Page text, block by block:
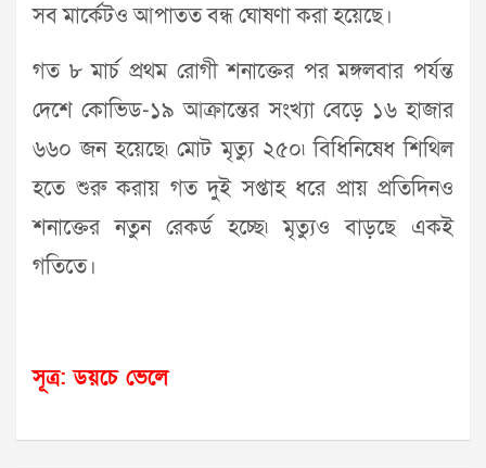
সব মার্কেটও আপাতত বন্ধ ঘোষণা করা হয়েছে।
গত ৮ মার্চ প্রথম রোগী শনাক্তের পর মঙ্গলবার পর্যন্ত
দেশে কোভিড-১৯ আক্রান্তের সংখ্যা বেড়ে ১৬ হাজার
৬৬০ জন হয়েছে৷ মোট মৃত্যু ২৫০৷ বিধিনিষেধ শিথিল
হতে শুরু করায় গত দুই সপ্তাহ ধরে প্রায় প্রতিদিনও
শনাক্তের নতুন রেকর্ড হচ্ছে৷ মৃত্যুও বাড়ছে একই
গতিতে।
সূত্র: ডয়চে ভেলে